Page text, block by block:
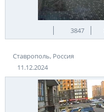
3847
Ставрополь, Россия
11.12.2024